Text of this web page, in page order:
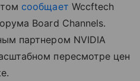
сообщает Wccftech
Board Channels.
партнером NVIDIA
пересмотре цен